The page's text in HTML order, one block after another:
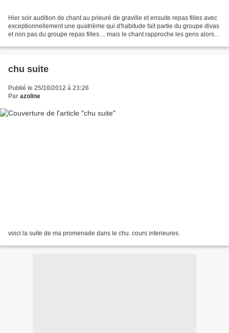
Hier soir audition de chant au prieuré de graville et ensuite repas filles avec
exceptionnellement une quatrième qui d'habitude fait partie du groupe divas
et non pas du groupe repas filles.... mais le chant rapproche les gens alors
chu suite
Publié le 25/10/2012 à 23:26
Par azoline
voici la suite de ma promenade dans le chu. cours interieures.